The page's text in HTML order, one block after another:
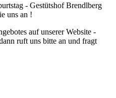
- Gestütshof Brendlberg
uns an !
auf unserer Website -
ruft uns bitte an und fragt